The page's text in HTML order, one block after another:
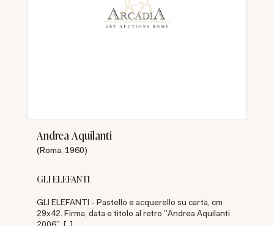
Andrea Aquilanti
(Roma, 1960)
GLI ELEFANTI
GLI ELEFANTI - Pastello e acquerello su carta, cm
29x42. Firma, data e titolo al retro "Andrea Aquilanti